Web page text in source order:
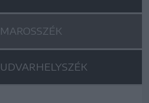
MAROSSZÉK
UDVARHELYSZÉK